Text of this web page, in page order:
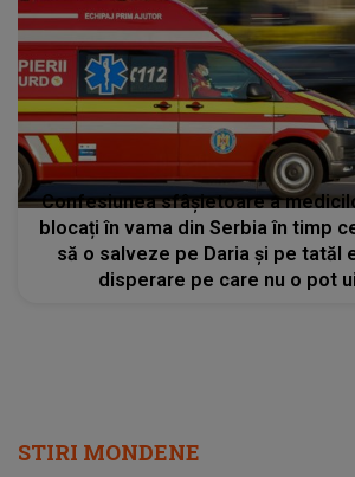
Confesiunea sfâșietoare a
blocați în vama din Serbia în timp
să o salveze pe Daria și pe tatăl
disperare pe care nu o pot
STIRI MONDENE